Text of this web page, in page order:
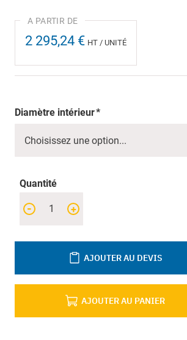
2 295,24 € HT / UNITÉ
Diamètre intérieur
Quantité
+
-
AJOUTER AU PANIER
AJOUTER AU DEVIS